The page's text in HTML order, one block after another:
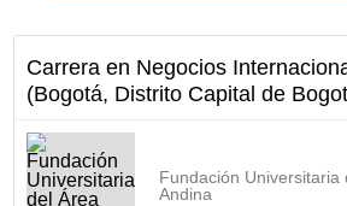
Carrera en Negocios
(Bogotá, Distrito Capital de
Fundación Universitaria
Andina